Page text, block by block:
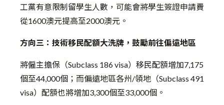
工黨有意限制留學生人數，可能會將學生簽證申請費
從1600澳元提高至2000澳元。
方向三：技術移民配額大洗牌，鼓勵前往偏遠地區
將僱主擔保（Subclass 186 visa）移民配額增加7,175
個至44,000個；而偏遠地區各州/領地（Subclass 491
visa）配額也將增加3,300個至33,000個。